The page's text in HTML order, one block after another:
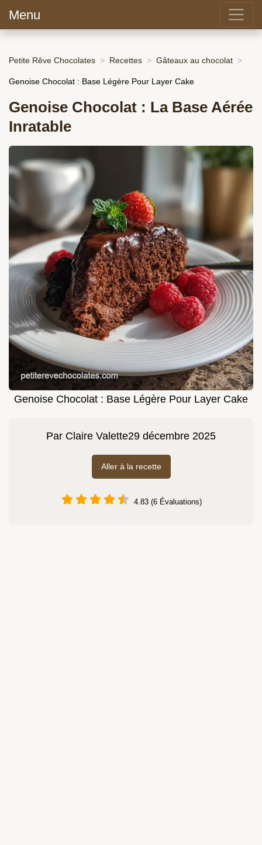
Menu
Petite Rêve Chocolates Recettes Gâteaux au chocolat
Genoise Chocolat : Base Légère Pour Layer Cake
Genoise Chocolat : La Base Aérée
Inratable
Genoise Chocolat : Base Légère Pour Layer Cake
Par Claire Valette29 décembre 2025
Aller à la recette
4.83 (6 Évaluations)